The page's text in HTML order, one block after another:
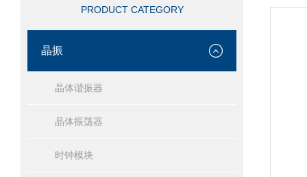
PRODUCT CATEGORY
晶振
晶体谐振器
晶体振荡器
时钟模块